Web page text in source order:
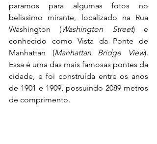
paramos para algumas fotos no
belíssimo mirante, localizado na Rua
Washington (Washington Street) e
conhecido como Vista da Ponte de
Manhattan (Manhattan Bridge View).
Essa é uma das mais famosas pontes da
cidade, e foi construída entre os anos
de 1901 e 1909, possuindo 2089 metros
de comprimento.